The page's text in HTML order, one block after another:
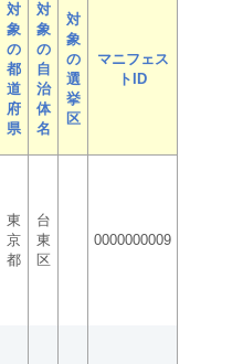
対
象
の
都
道
府
県
対
象
の
自
治
体
名
対
象
の
選
挙
区
マニフェス
トID
東
京
都
台
東
区
0000000009